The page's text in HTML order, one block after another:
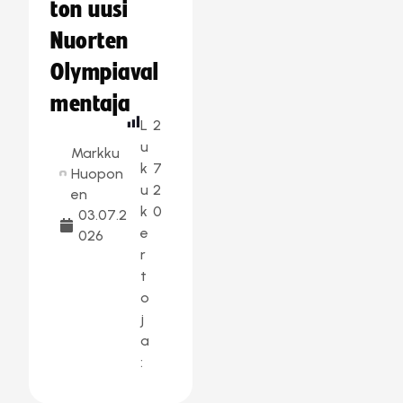
ton uusi
Nuorten
Olympiaval
mentaja
Markku
Huopon
en
03.07.2
026
L
u
k
u
k
e
r
t
o
j
a
:
2
7
2
0